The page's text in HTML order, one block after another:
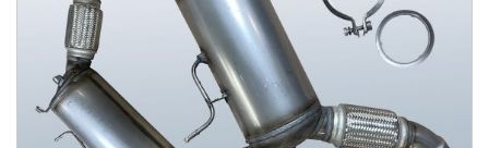
afbeeldingen-
gallerij